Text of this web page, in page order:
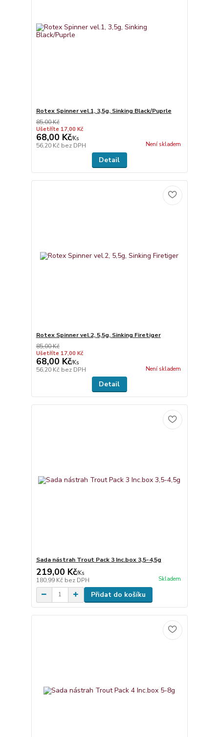
Rotex Spinner vel.1, 3,5g, Sinking Black/Puprle
85,00 Kč
Ušetříte 17,00 Kč
68,00 Kč/Ks
56,20 Kč bez DPH Není skladem
Detail
Rotex Spinner vel.2, 5,5g, Sinking Firetiger
85,00 Kč
Ušetříte 17,00 Kč
68,00 Kč/Ks
56,20 Kč bez DPH Není skladem
Detail
Sada nástrah Trout Pack 3 Inc.box 3,5-4,5g
219,00 Kč/Ks
180,99 Kč bez DPH Skladem
Přidat do košíku